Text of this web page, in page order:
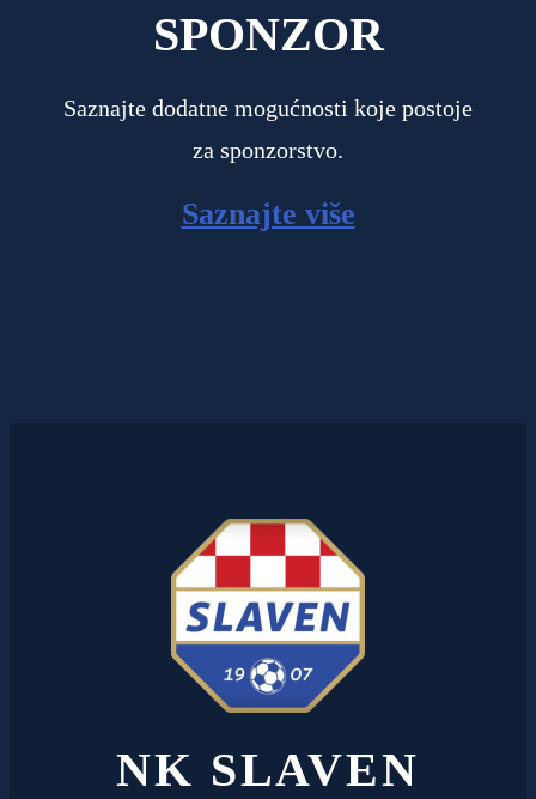
SPONZOR
Saznajte dodatne mogućnosti koje postoje
za sponzorstvo.
Saznajte više
NK SLAVEN